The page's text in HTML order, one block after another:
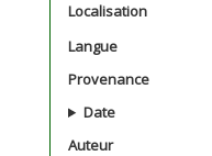
Localisation
Langue
Provenance
Date
Auteur